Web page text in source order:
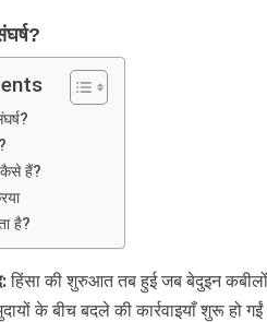
कैसे हैं?
है?
हिंसा की शुरुआत तब हुई जब बेदुइन
के बीच बदले की कार्रवाइयाँ शुरू हो